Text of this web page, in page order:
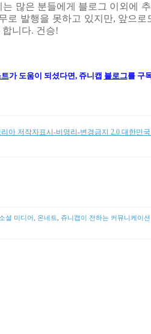
많은 분들에게 블로그 이외에
로 발행을 못하고 있지만, 앞으
니다. 건승!
가 도움이 되셨다면, 쥬니캡 블로그를 구
아 저작자표시-비영리-변경금지 2.0 대한민
소셜 미디어 온네트
쥬니캡이 전하는 커뮤니케이